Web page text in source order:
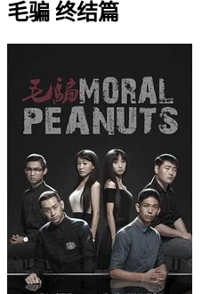
毛骗 终结篇